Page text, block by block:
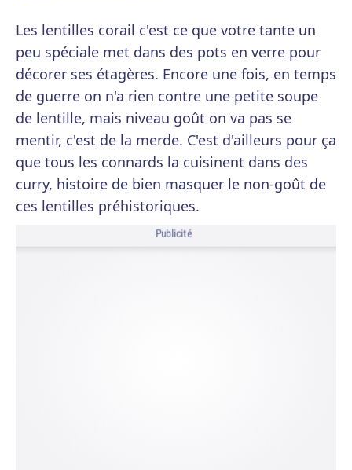
Les lentilles corail c'est ce que votre tante un
peu spéciale met dans des pots en verre pour
décorer ses étagères. Encore une fois, en temps
de guerre on n'a rien contre une petite soupe
de lentille, mais niveau goût on va pas se
mentir, c'est de la merde. C'est d'ailleurs pour ça
que tous les connards la cuisinent dans des
curry, histoire de bien masquer le non-goût de
ces lentilles préhistoriques.
Publicité